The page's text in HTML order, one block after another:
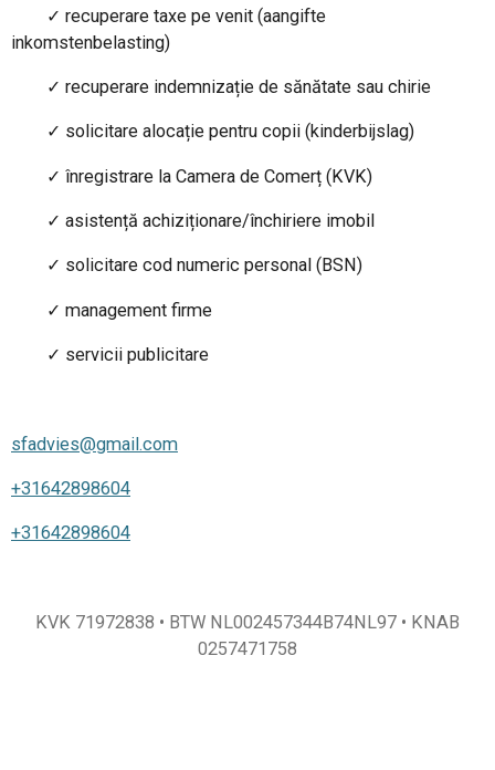
✓ recuperare taxe pe venit (aangifte
inkomstenbelasting)
✓ recuperare indemnizație de sănătate sau chirie
✓ solicitare alocație pentru copii (kinderbijslag)
✓ înregistrare la Camera de Comerț (KVK)
✓ asistență achiziționare/închiriere imobil
✓ solicitare cod numeric personal (BSN)
✓ management firme
✓ servicii publicitare
sfadvies@gmail.com
+31642898604
+31642898604
KVK 71972838 • BTW NL002457344B74NL97 • KNAB
0257471758